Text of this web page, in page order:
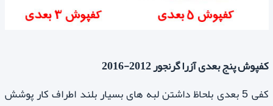
کفپوش پنج بعدی آزرا گرنجور 2012-2016
کفی 5 بعدی بلحاظ داشتن لبه های بسیار بلند اطراف کار پوشش